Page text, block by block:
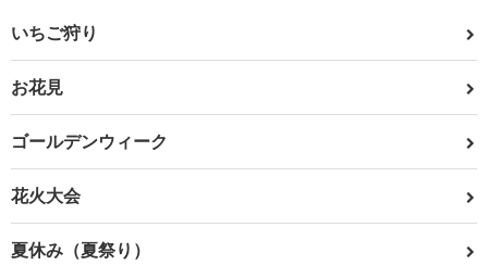
いちご狩り
お花見
ゴールデンウィーク
花火大会
夏休み（夏祭り）